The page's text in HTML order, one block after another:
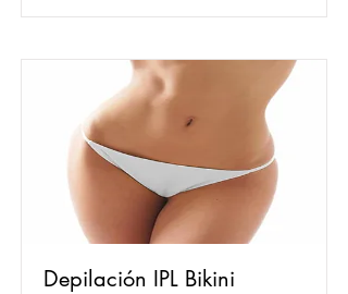
Depilación IPL Bikini